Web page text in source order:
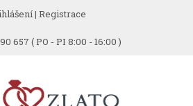
| Registrace
657 ( PO - PI 8:00 - 16:00 )